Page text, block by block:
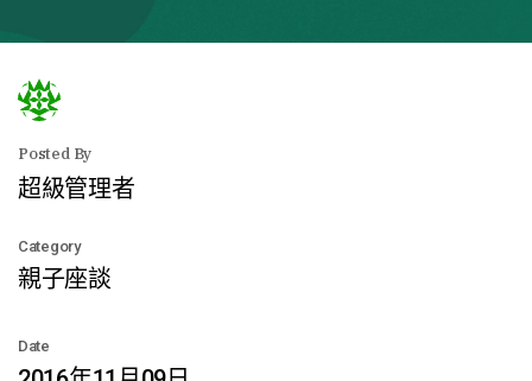
Posted By
超級管理者
Category
親子座談
Date